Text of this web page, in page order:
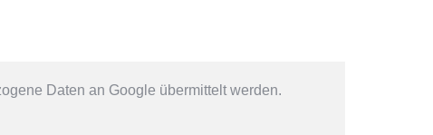
Daten an Google übermittelt werden.